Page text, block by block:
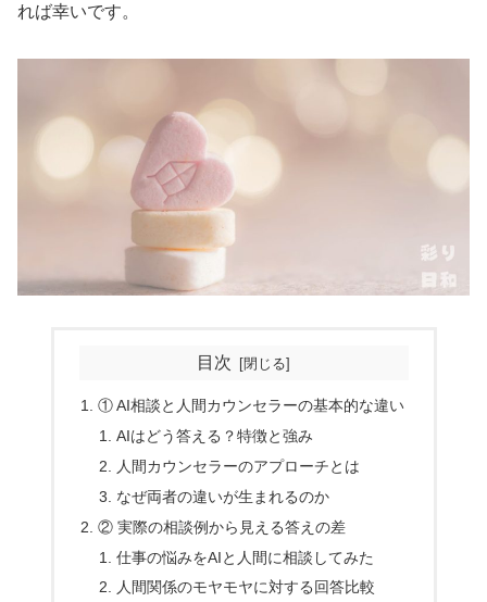
れば幸いです。
目次
① AI相談と人間カウンセラーの基本的な違い
AIはどう答える？特徴と強み
人間カウンセラーのアプローチとは
なぜ両者の違いが生まれるのか
② 実際の相談例から見える答えの差
仕事の悩みをAIと人間に相談してみた
人間関係のモヤモヤに対する回答比較